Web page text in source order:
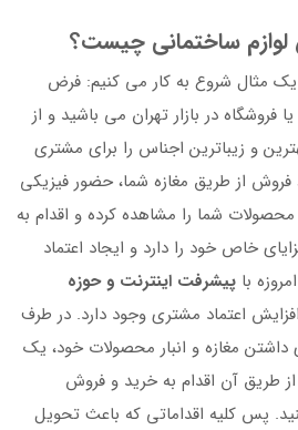
ساختمانی چیست؟
مثال شروع به کار می کنیم: فرض
در بازار تهران می باشید و از
و زیباترین اجناس را برای مشتری
از طریق مغازه شما، حضور فیزیکی
شما را مشاهده کرده و اقدام به
خاص خود را دارد و ایجاد اعتماد
با پیشرفت اینترنت و حوزه
اعتماد مشتری وجود دارد. در طرف
مغازه و انبار محصولات خود، یک
طریق آن اقدام به خرید و فروش
پس کلیه اقداماتی که باعث تحویل